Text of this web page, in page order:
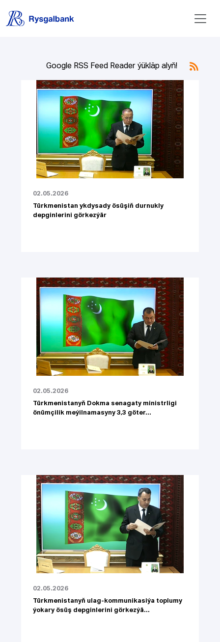
Google RSS Feed Reader ýükläp alyň!
02.05.2026
Türkmenistan ykdysady ösüşiň durnukly
depginlerini görkezýär
02.05.2026
Türkmenistanyň Dokma senagaty ministrligi
önümçilik meýilnamasyny 3,3 göter...
02.05.2026
Türkmenistanyň ulag-kommunikasiýa toplumy
ýokary ösüş depginlerini görkezýä...